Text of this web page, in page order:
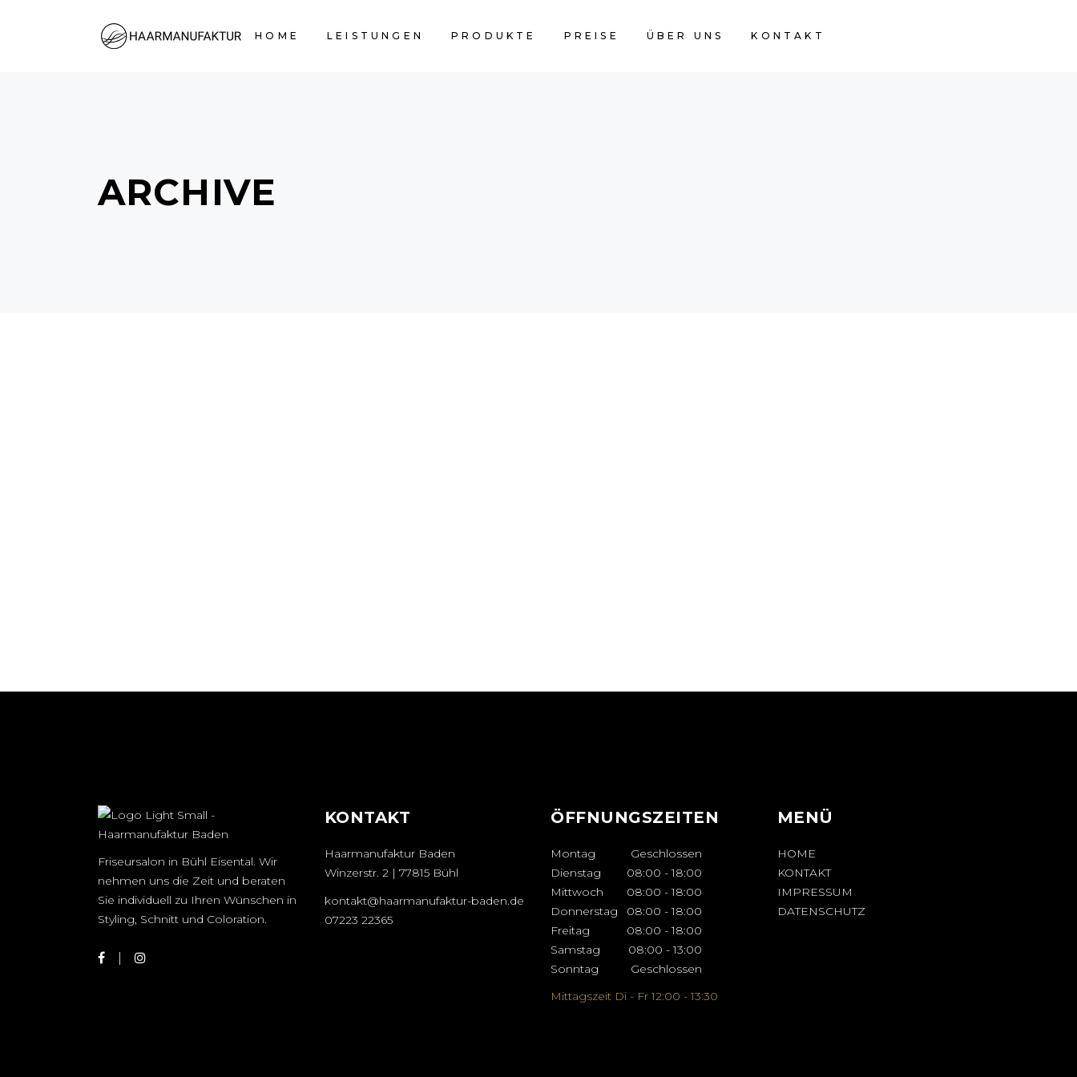
HOME LEISTUNGEN PRODUKTE PREISE ÜBER UNS KONTAKT
ARCHIVE
Friseursalon in Bühl Eisental. Wir
nehmen uns die Zeit und beraten
Sie individuell zu Ihren Wünschen in
Styling, Schnitt und Coloration.
KONTAKT
Haarmanufaktur Baden
Winzerstr. 2 | 77815 Bühl
kontakt@haarmanufaktur-baden.de
07223 22365
ÖFFNUNGSZEITEN
Montag
Geschlossen
Dienstag
08:00 - 18:00
Mittwoch
08:00 - 18:00
Donnerstag
08:00 - 18:00
Freitag
08:00 - 18:00
Samstag
08:00 - 13:00
Sonntag
Geschlossen
Mittagszeit Di - Fr 12:00 - 13:30
MENÜ
HOME
KONTAKT
IMPRESSUM
DATENSCHUTZ